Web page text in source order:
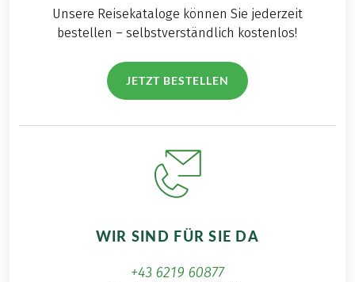
Unsere Reisekataloge können Sie jederzeit
bestellen – selbstverständlich kostenlos!
JETZT BESTELLEN
WIR SIND FÜR SIE DA
+43 6219 60877